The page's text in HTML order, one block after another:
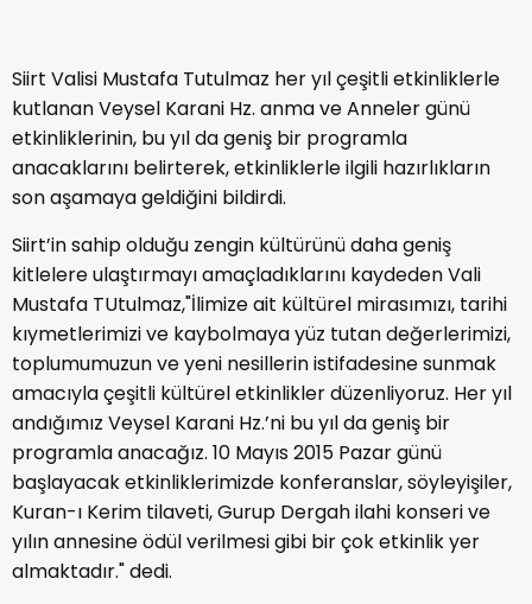
Siirt Valisi Mustafa Tutulmaz her yıl çeşitli etkinliklerle
kutlanan Veysel Karani Hz. anma ve Anneler günü
etkinliklerinin, bu yıl da geniş bir programla
anacaklarını belirterek, etkinliklerle ilgili hazırlıkların
son aşamaya geldiğini bildirdi.
Siirt’in sahip olduğu zengin kültürünü daha geniş
kitlelere ulaştırmayı amaçladıklarını kaydeden Vali
Mustafa TUtulmaz,"İlimize ait kültürel mirasımızı, tarihi
kıymetlerimizi ve kaybolmaya yüz tutan değerlerimizi,
toplumumuzun ve yeni nesillerin istifadesine sunmak
amacıyla çeşitli kültürel etkinlikler düzenliyoruz. Her yıl
andığımız Veysel Karani Hz.’ni bu yıl da geniş bir
programla anacağız. 10 Mayıs 2015 Pazar günü
başlayacak etkinliklerimizde konferanslar, söyleyişiler,
Kuran-ı Kerim tilaveti, Gurup Dergah ilahi konseri ve
yılın annesine ödül verilmesi gibi bir çok etkinlik yer
almaktadır." dedi.